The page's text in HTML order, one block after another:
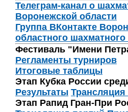
Телеграм-канал о
Воронежской области
Группа ВКонтакте
областного шахматного
Фестиваль "Имени
Регламенты турниров
Итоговые таблицы
Этап Кубка России
Результаты Трансляция
Этап Рапид Гран-При